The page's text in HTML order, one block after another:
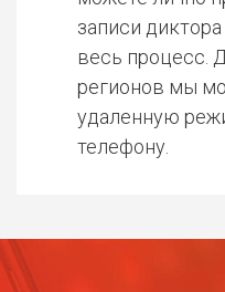
записи
весь процесс.
регионов мы
удаленную
телефону.